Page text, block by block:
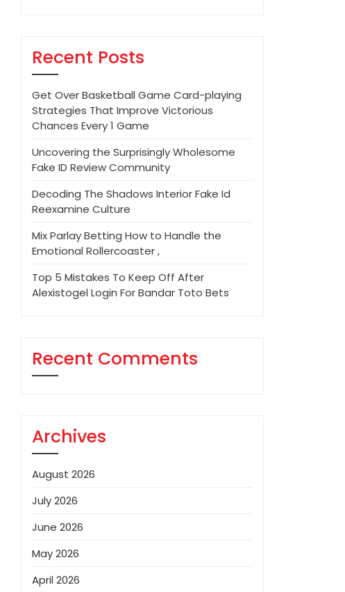
Recent Posts
Get Over Basketball Game Card-playing
Strategies That Improve Victorious
Chances Every 1 Game
Uncovering the Surprisingly Wholesome
Fake ID Review Community
Decoding The Shadows Interior Fake Id
Reexamine Culture
Mix Parlay Betting How to Handle the
Emotional Rollercoaster ,
Top 5 Mistakes To Keep Off After
Alexistogel Login For Bandar Toto Bets
Recent Comments
Archives
August 2026
July 2026
June 2026
May 2026
April 2026